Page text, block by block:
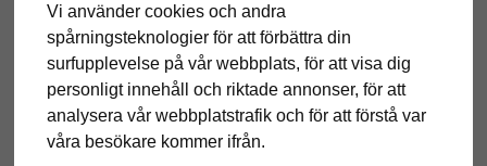
Vi använder cookies och andra
spårningsteknologier för att förbättra din
surfupplevelse på vår webbplats, för att visa dig
personligt innehåll och riktade annonser, för att
analysera vår webbplatstrafik och för att förstå var
våra besökare kommer ifrån.